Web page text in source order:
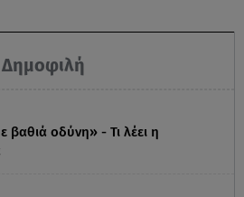
Δημοφιλή
οδύνη» - Τι λέει η